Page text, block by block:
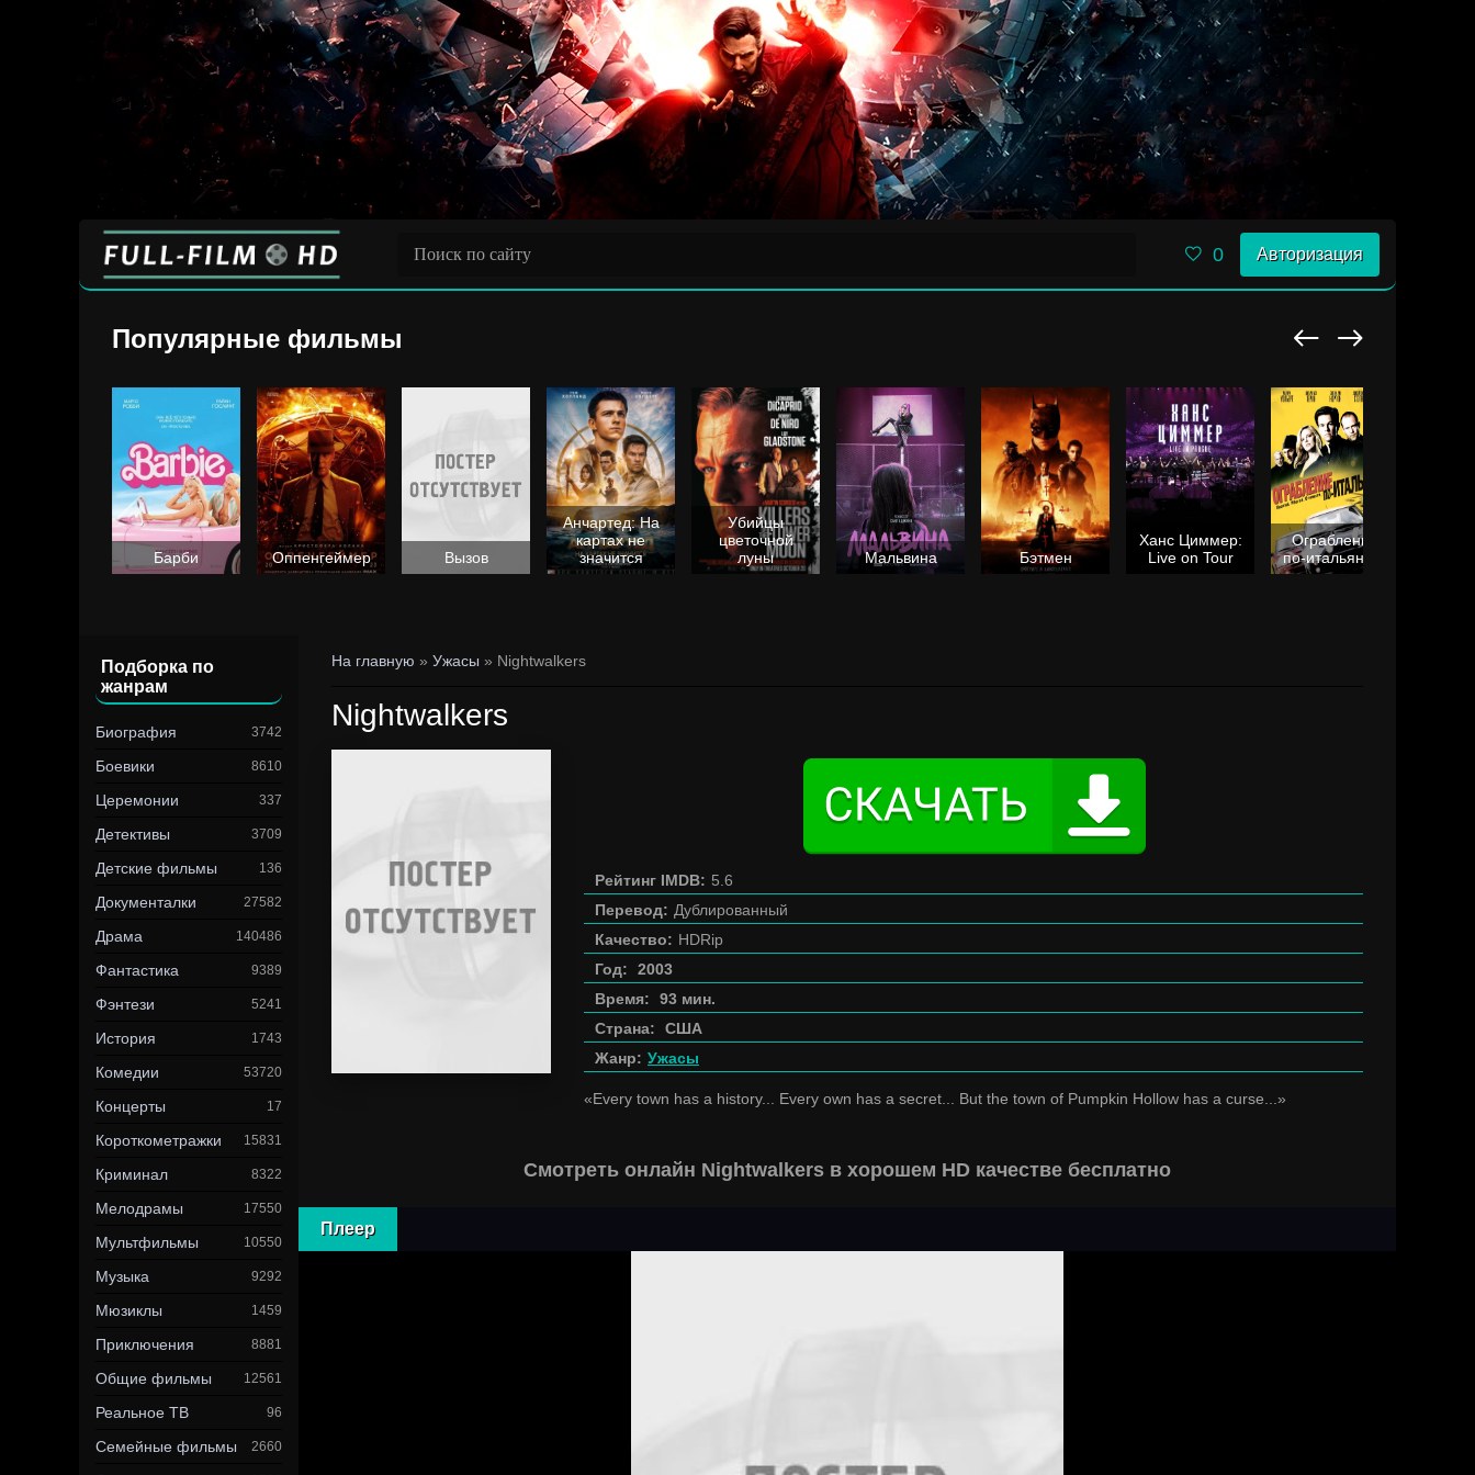
0 Авторизация
Популярные фильмы
Барби Оппенгеймер Вызов
Анчартед: На
картах не
значится
Убийцы
цветочной
луны
Мальвина Бэтмен
Ханс Циммер:
Live on Tour
Ограбление
по-итальянски
Подборка по
жанрам
Биография 3742
Боевики 8610
Церемонии 337
Детективы 3709
Детские фильмы 136
Документалки 27582
Драма 140486
Фантастика 9389
Фэнтези 5241
История 1743
Комедии 53720
Концерты 17
Короткометражки 15831
Криминал 8322
Мелодрамы 17550
Мультфильмы 10550
Музыка 9292
Мюзиклы 1459
Приключения 8881
Общие фильмы 12561
Реальное ТВ 96
Семейные фильмы 2660
На главную » Ужасы » Nightwalkers
Nightwalkers
Рейтинг IMDB: 5.6
Перевод: Дублированный
Качество: HDRip
Год:
2003
Время:
93 мин.
Страна:
США
Жанр: Ужасы
«Every town has a history... Every own has a secret... But the town of Pumpkin Hollow has a curse...»
Смотреть онлайн Nightwalkers в хорошем HD качестве бесплатно
Плеер